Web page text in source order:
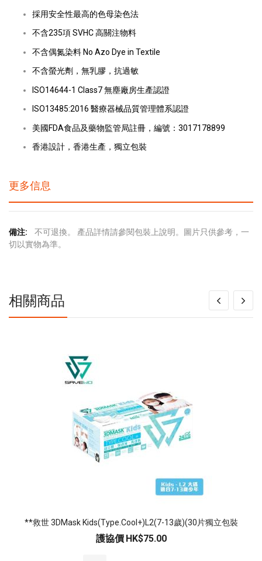
採用安全性最高的色母染色法
不含235項 SVHC 高關注物料
不含偶氮染料 No Azo Dye in Textile
不含螢光劑，無乳膠，抗過敏
ISO14644-1 Class7 無塵廠房生產認證
ISO13485:2016 醫療器械品質管理體系認證
美國FDA食品及藥物監管局註冊，編號：3017178899
香港設計，香港生產，獨立包裝
更多信息
更
多
不可退換。 產品詳情請參閱包裝上說明。圖片只供參考，一
切以實物為準。
相關商品
**救世 3DMask Kids(Type.Cool+)L2(7-13歲)(30片獨立包裝
護協價 HK$75.00